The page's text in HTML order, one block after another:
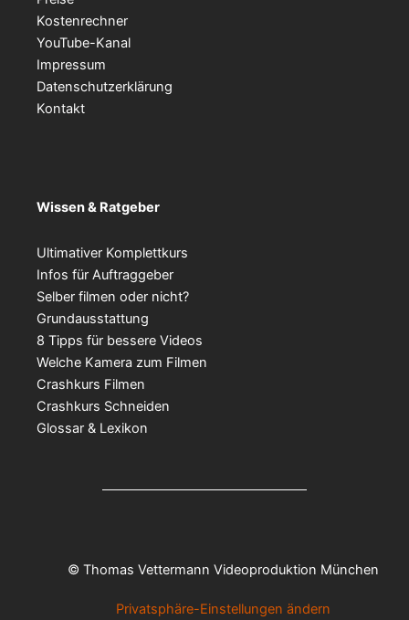
Kostenrechner
YouTube-Kanal
Impressum
Datenschutzerklärung
Kontakt
Wissen & Ratgeber
Ultimativer Komplettkurs
Infos für Auftraggeber
Selber filmen oder nicht?
Grundausstattung
8 Tipps für bessere Videos
Welche Kamera zum Filmen
Crashkurs Filmen
Crashkurs Schneiden
Glossar & Lexikon
© Thomas Vettermann Videoproduktion München
Privatsphäre-Einstellungen ändern